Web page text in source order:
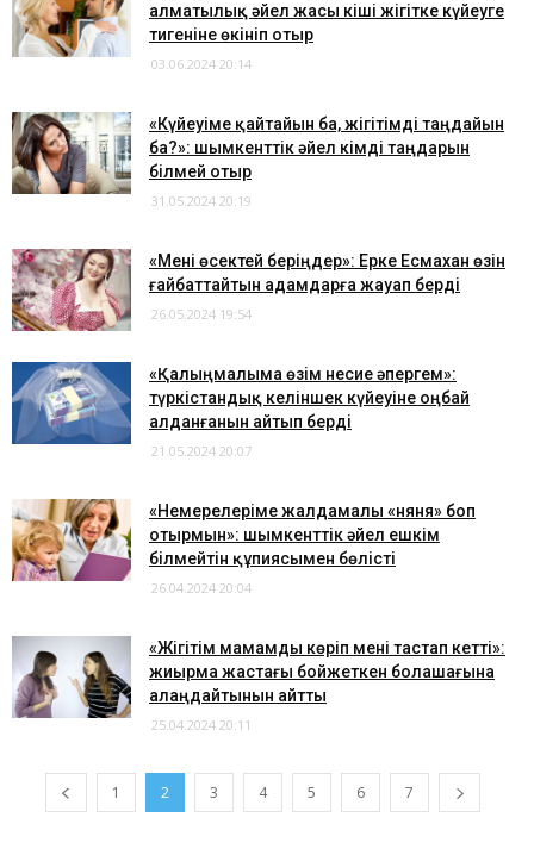
алматылық әйел жасы кіші жігітке күйеуге
тигеніне өкініп отыр
03.06.2024 20:14
​«Күйеуіме қайтайын ба, жігітімді таңдайын
ба?»: шымкенттік әйел кімді таңдарын
білмей отыр
31.05.2024 20:19
«Мені өсектей беріңдер»: Ерке Есмахан өзін
ғайбаттайтын адамдарға жауап берді
26.05.2024 19:54
«Қалыңмалыма өзім несие әпергем»:
түркістандық келіншек күйеуіне оңбай
алданғанын айтып берді
21.05.2024 20:07
​«Немерелеріме жалдамалы «няня» боп
отырмын»: шымкенттік әйел ешкім
білмейтін құпиясымен бөлісті
26.04.2024 20:04
​«Жігітім мамамды көріп мені тастап кетті»:
жиырма жастағы бойжеткен болашағына
алаңдайтынын айтты
25.04.2024 20:11
1 2 3 4 5 6 7